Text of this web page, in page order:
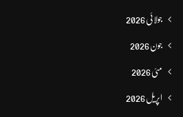
جولائی 2026
جون 2026
مئی 2026
اپریل 2026